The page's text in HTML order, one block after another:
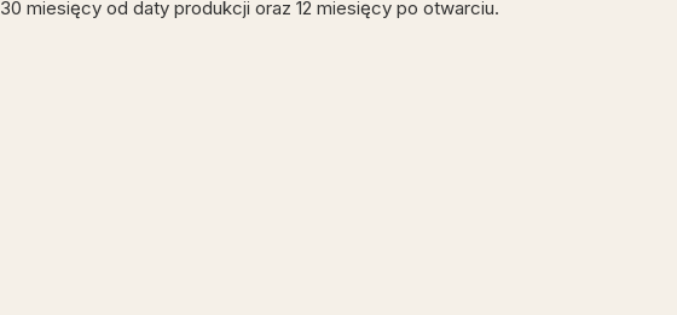
30 miesięcy od daty produkcji oraz 12 miesięcy po otwarciu.